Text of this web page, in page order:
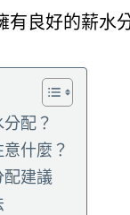
有良好的薪水
配？
什麼？
配建議